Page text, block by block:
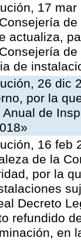
17
actualiza,
de
26 dic
por la
Anual de
16 feb
de la
por la
Decreto
refundido
en